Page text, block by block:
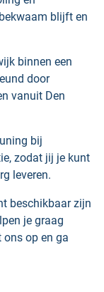
blijft en
binnen een
door
vanuit Den
bij
zodat jij je kunt
leveren.
beschikbaar zijn
je graag
ons op en ga